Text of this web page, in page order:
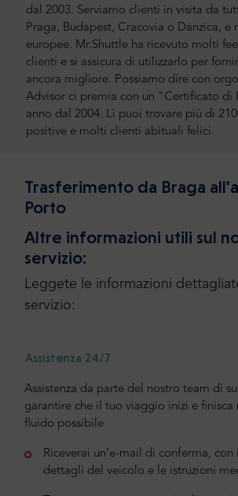
dal 2003. Serviamo clienti in visita da
Praga, Budapest, Cracovia o Danzica,
europee. Mr.Shuttle ha ricevuto molti
clienti e si assicura di utilizzarlo per
ancora migliore. Possiamo dire con
Advisor ci premia con un "Certificato di
anno dal 2004. Lì puoi trovare più di
positive e molti clienti abituali felici.
Trasferimento da Braga
Porto
Altre informazioni utili sul
servizio:
Leggete le informazioni
servizio:
Assistenza 24/7
Assistenza da parte del nostro team di
garantire che il tuo viaggio inizi e finisca
fluido possibile
Riceverai un’e-mail di conferma, con
dettagli del veicolo e le istruzioni